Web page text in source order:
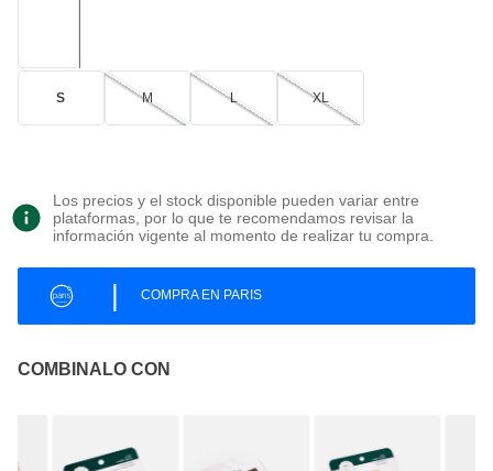
S M L XL
Los precios y el stock disponible pueden variar entre
plataformas, por lo que te recomendamos revisar la
información vigente al momento de realizar tu compra.
| COMPRA EN PARIS
COMBINALO CON